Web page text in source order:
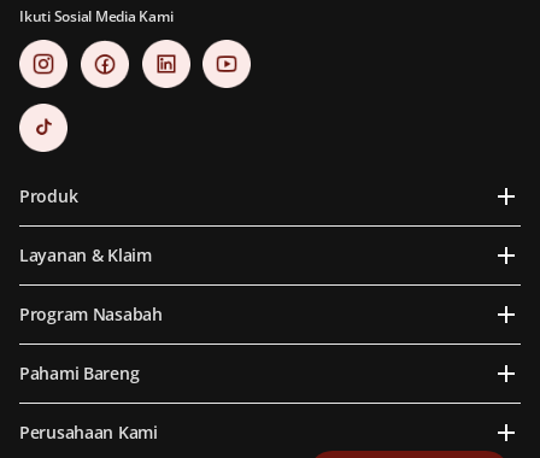
Ikuti Sosial Media Kami
Produk
Layanan & Klaim
Program Nasabah
Pahami Bareng
Perusahaan Kami